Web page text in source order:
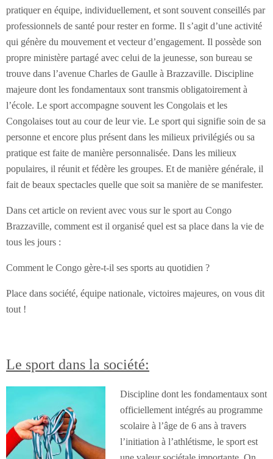
pratiquer en équipe, individuellement, et sont souvent conseillés par
professionnels de santé pour rester en forme. Il s’agit d’une activité
qui génère du mouvement et vecteur d’engagement. Il possède son
propre ministère partagé avec celui de la jeunesse, son bureau se
trouve dans l’avenue Charles de Gaulle à Brazzaville. Discipline
majeure dont les fondamentaux sont transmis obligatoirement à
l’école. Le sport accompagne souvent les Congolais et les
Congolaises tout au cour de leur vie. Le sport qui signifie soin de sa
personne et encore plus présent dans les milieux privilégiés ou sa
pratique est faite de manière personnalisée. Dans les milieux
populaires, il réunit et fédère les groupes. Et de manière générale, il
fait de beaux spectacles quelle que soit sa manière de se manifester.
Dans cet article on revient avec vous sur le sport au Congo
Brazzaville, comment est il organisé quel est sa place dans la vie de
tous les jours :
Comment le Congo gère-t-il ses sports au quotidien ?
Place dans société, équipe nationale, victoires majeures, on vous dit
tout !
Le sport dans la société:
Discipline dont les fondamentaux sont
officiellement intégrés au programme
scolaire à l’âge de 6 ans à travers
l’initiation à l’athlétisme, le sport est